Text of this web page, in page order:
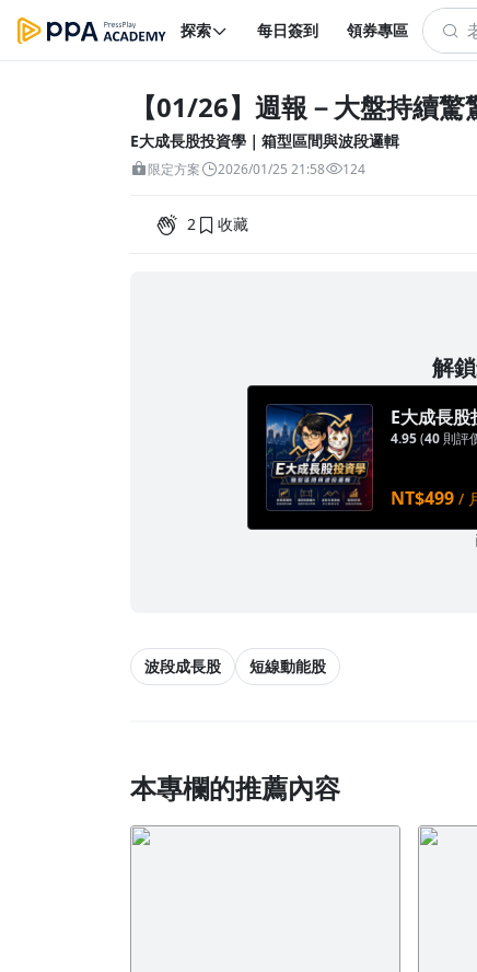
探索 每日簽到 領券專區
【01/26】週報－大盤持續
E大成長股投資學｜箱型區間與波段邏輯
限定方案 2026/01/25 21:58 124
2 收藏
解
E大成長
4.95(40 則評
NT$499 /
波段成長股 短線動能股
本專欄的推薦內容